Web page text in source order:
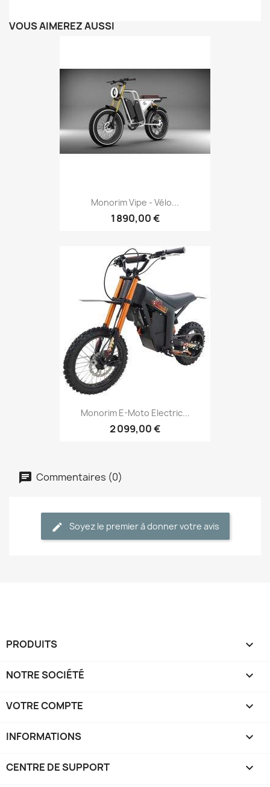
VOUS AIMEREZ AUSSI
Monorim Vipe - Vélo...
1 890,00 €
Monorim E-Moto Electric...
2 099,00 €
Commentaires (0)
Soyez le premier à donner votre avis
PRODUITS 
NOTRE SOCIÉTÉ 
VOTRE COMPTE 
INFORMATIONS keyboard_arrow_down
CENTRE DE SUPPORT 